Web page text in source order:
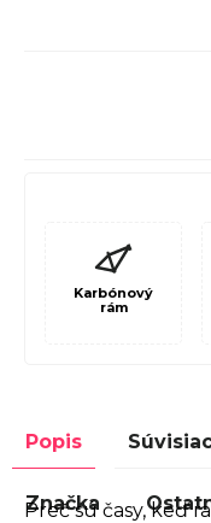
Karbónový
rám
Popis
Značka
Preč sú časy, keď